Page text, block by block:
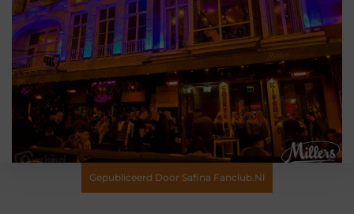
Gepubliceerd Door Safina Fanclub.nl